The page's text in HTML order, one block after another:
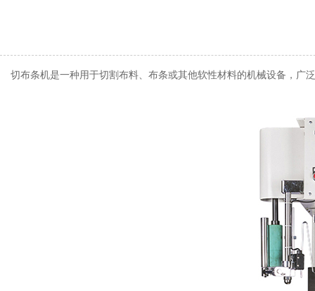
切布条机是一种用于切割布料、布条或其他软性材料的机械设备，广